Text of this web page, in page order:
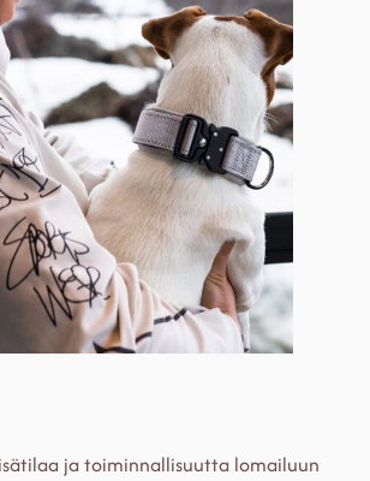
ja toiminnallisuutta lomailuun